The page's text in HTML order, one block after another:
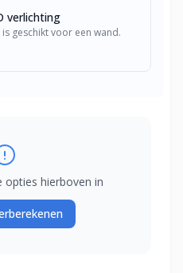
verlichting
geschikt voor een wand.
opties hierboven in